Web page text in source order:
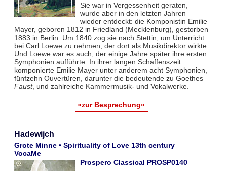
Sie war in Vergessenheit geraten,
wurde aber in den letzten Jahren
wieder entdeckt: die Komponistin Emilie
Mayer, geboren 1812 in Friedland (Mecklenburg), gestorben
1883 in Berlin. Um 1840 zog sie nach Stettin, um Unterricht
bei Carl Loewe zu nehmen, der dort als Musikdirektor wirkte.
Und Loewe war es auch, der einige Jahre später ihre ersten
Symphonien aufführte. In ihrer langen Schaffenszeit
komponierte Emilie Mayer unter anderem acht Symphonien,
fünfzehn Ouvertüren, darunter die bedeutende zu Goethes
Faust, und zahlreiche Kammermusik- und Vokalwerke.
»zur Besprechung«
Hadewijch
Grote Minne • Spirituality of Love 13th century
VocaMe
Prospero Classical PROSP0140